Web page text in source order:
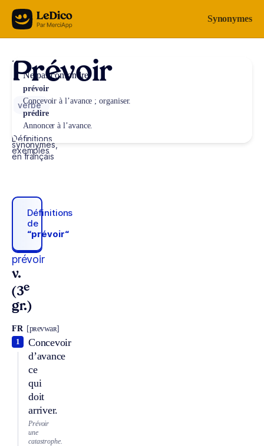
Aller au contenu Synonymes
Prévoir
verbe
Définitions,
synonymes,
exemples
en français
Définitions
de
“prévoir“
prévoir
v.
(3e
gr.)
FR [pʀevwaʀ]
Concevoir
d’avance
ce
qui
doit
arriver.
1
Prévoir
une
catastrophe.
Ne pas confondre
prévoir
Concevoir à l’avance ; organiser.
prédire
Annoncer à l’avance.